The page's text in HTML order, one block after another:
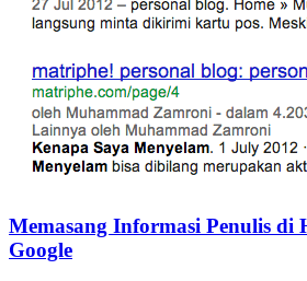
Memasang Informasi Penulis di
Google